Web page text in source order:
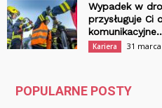
Wypadek w
przysługuje Ci
Kariera 31
POPULARNE POSTY